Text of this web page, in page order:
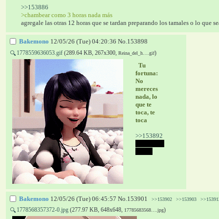
>>153886
>chambear como 3 horas nada más
agregale las otras 12 horas que se tardan preparando los tamales o lo que
Bakemono 12/05/26 (Tue) 04:20:36 No.153898
🔍 1778559636053.gif (289.64 KB, 267x300, Reina_del_h….gif)
No
mereces
nada, lo
que te
toca, te
toca
>>153892
Bakemono 12/05/26 (Tue) 06:45:57 No. 153901 >>153902 >>153903
🔍 1778568357372-0.jpg (277.97 KB, 648x648, 17785683568….jpg)